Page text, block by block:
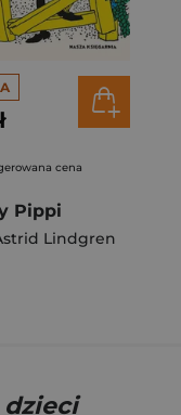
cena
Pippi
Lindgren
dzieci